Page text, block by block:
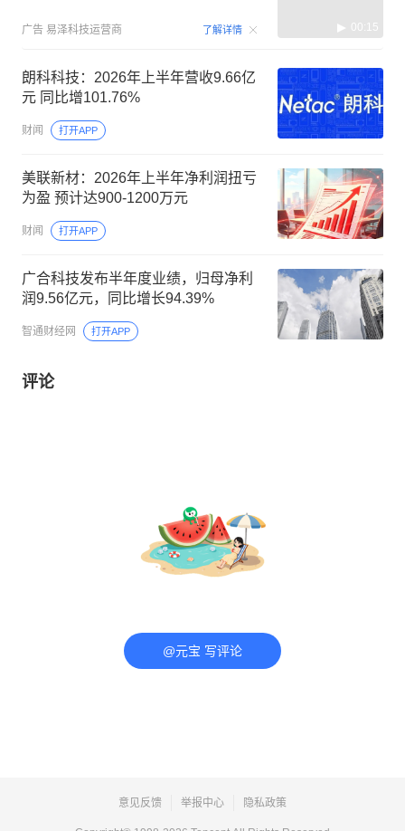
广告 易泽科技运营商 了解详情 00:15
朗科科技：2026年上半年营收9.66亿
元 同比增101.76%
财闻 打开APP
美联新材：2026年上半年净利润扭亏
为盈 预计达900-1200万元
财闻 打开APP
广合科技发布半年度业绩，归母净利
润9.56亿元，同比增长94.39%
智通财经网 打开APP
评论
@元宝 写评论
意见反馈 举报中心 隐私政策